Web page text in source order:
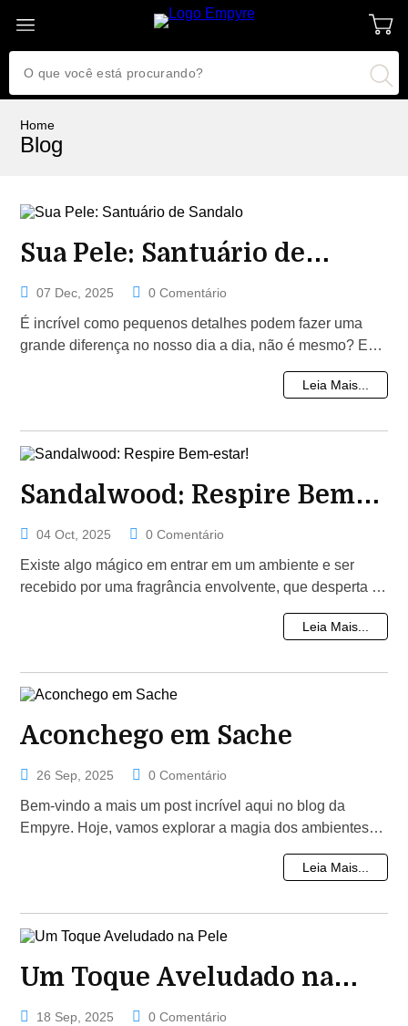
Home
Blog
Sua Pele: Santuário de
Sandalo
07 Dec, 2025 0 Comentário
É incrível como pequenos detalhes podem fazer uma
grande diferença no nosso dia a dia, não é mesmo? E
Leia Mais...
Sandalwood: Respire Bem-
estar!
04 Oct, 2025 0 Comentário
Existe algo mágico em entrar em um ambiente e ser
recebido por uma fragrância envolvente, que desperta os
Leia Mais...
Aconchego em Sache
26 Sep, 2025 0 Comentário
Bem-vindo a mais um post incrível aqui no blog da
Empyre. Hoje, vamos explorar a magia dos ambientes
Leia Mais...
Um Toque Aveludado na
Pele
18 Sep, 2025 0 Comentário